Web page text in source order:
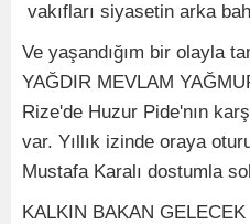
vakıfları siyasetin arka
Ve yaşandığım bir olayla
YAĞDIR MEVLAM
Rize'de Huzur Pide'nın
var. Yıllık izinde oraya
Mustafa Karalı dostumla
KALKIN BAKAN GELECEK